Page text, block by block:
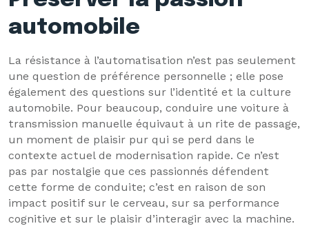
automobile
La résistance à l’automatisation n’est pas seulement
une question de préférence personnelle ; elle pose
également des questions sur l’identité et la culture
automobile. Pour beaucoup, conduire une voiture à
transmission manuelle équivaut à un rite de passage,
un moment de plaisir pur qui se perd dans le
contexte actuel de modernisation rapide. Ce n’est
pas par nostalgie que ces passionnés défendent
cette forme de conduite; c’est en raison de son
impact positif sur le cerveau, sur sa performance
cognitive et sur le plaisir d’interagir avec la machine.